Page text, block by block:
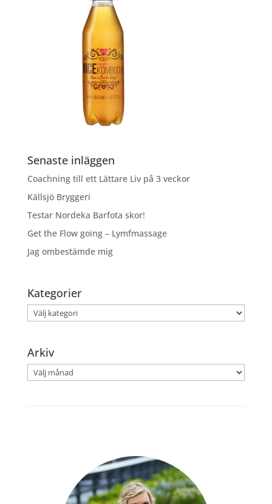
Senaste inläggen
Coachning till ett Lättare Liv på 3 veckor
Källsjö Bryggeri
Testar Nordeka Barfota skor!
Get the Flow going – Lymfmassage
Jag ombestämde mig
Kategorier
Kategorier
Arkiv
Arkiv